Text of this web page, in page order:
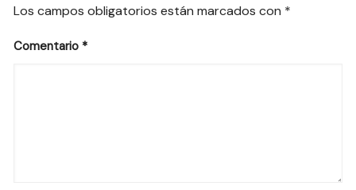
Los campos obligatorios están marcados con *
Comentario *